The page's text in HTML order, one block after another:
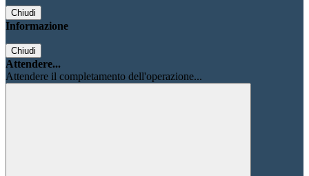
Chiudi
Informazione
Chiudi
Attendere...
Attendere il completamento dell'operazione...